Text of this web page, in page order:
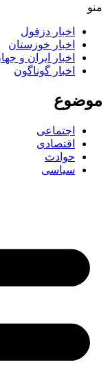
اخبار دزفول
اخبار خوزستان
اخبار ایران و جهان
اخبار گوناگون
اجتماعی
اقتصادی
حوادث
سیاسی